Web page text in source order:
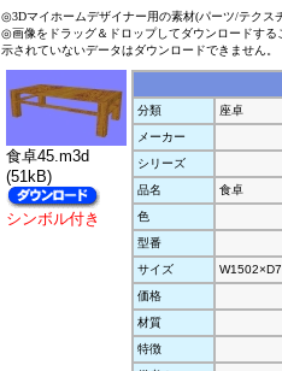
◎3Dマイホームデザイナー用の素材(パーツ/テクス
◎画像をドラッグ＆ドロップしてダウンロードす
示されていないデータはダウンロードできません。
食卓45.m3d
(51kB)
シンボル付き
分類
座卓
メーカー
シリーズ
品名
食卓
色
型番
サイズ
価格
材質
特徴